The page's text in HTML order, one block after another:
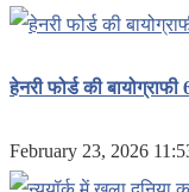
हेनरी फोर्ड की
February 23, 2026